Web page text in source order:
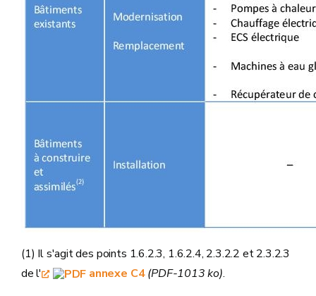
(1) Il s'agit des points 1.6.2.3, 1.6.2.4, 2.3.2.2 et 2.3.2.3
de l'
annexe C4(PDF-1013 ko).